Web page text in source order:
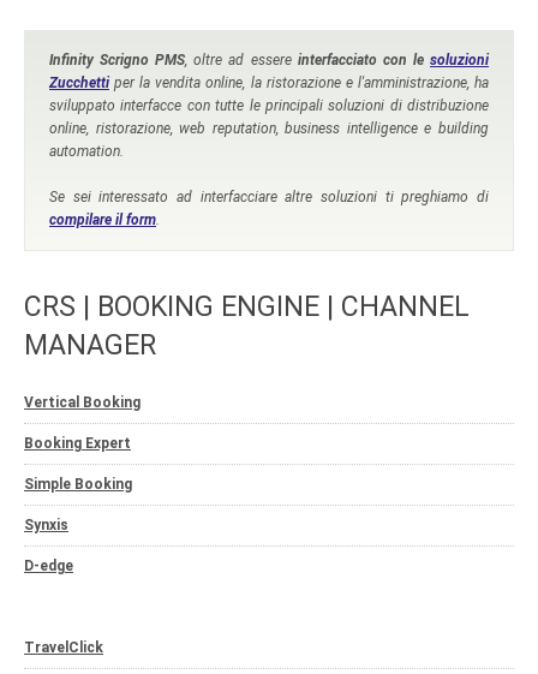
Infinity Scrigno PMS, oltre ad essereinterfacciato con lesoluzioni
Zucchetti per la vendita online, la ristorazione e l'amministrazione, ha
sviluppato interfacce con tutte le principali soluzioni di distribuzione
online, ristorazione, web reputation, business intelligence e building
automation.
Se sei interessato ad interfacciare altre soluzioni ti preghiamo di
compilare il form.
CRS | BOOKING ENGINE | CHANNEL
MANAGER
Vertical Booking
Booking Expert
Simple Booking
Synxis
D-edge
TravelClick